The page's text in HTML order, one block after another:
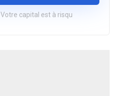
Votre capital est à risqu